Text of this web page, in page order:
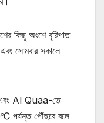
কিছু অংশে বৃষ্টিপাত
সোমবার সকালে
Al Quaa-তে
পর্যন্ত পৌঁছবে বলে